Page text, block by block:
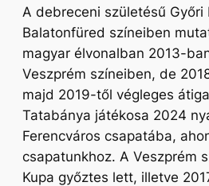
A debreceni születésű Győri
Balatonfüred színeiben
magyar élvonalban 2013-
Veszprém színeiben, de
majd 2019-től végleges
Tatabánya játékosa 2024
Ferencváros csapatába,
csapatunkhoz. A Veszprém
Kupa győztes lett, illetve